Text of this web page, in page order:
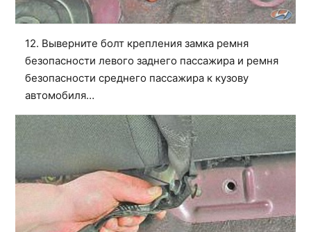
12. Выверните болт крепления замка ремня
безопасности левого заднего пассажира и ремня
безопасности среднего пассажира к кузову
автомобиля…